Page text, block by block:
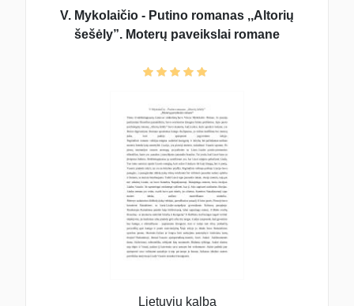
V. Mykolaičio - Putino romanas ,,Altorių
šešėly”. Moterų paveikslai romane
Lietuvių kalba